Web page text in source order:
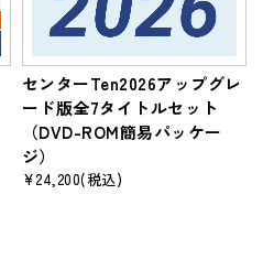
センターTen2026アップグレ
ード版全7タイトルセット
（DVD-ROM簡易パッケー
ジ）
¥24,200(税込)